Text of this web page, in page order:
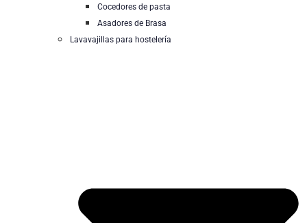
Cocedores de pasta
Asadores de Brasa
Lavavajillas para hostelería